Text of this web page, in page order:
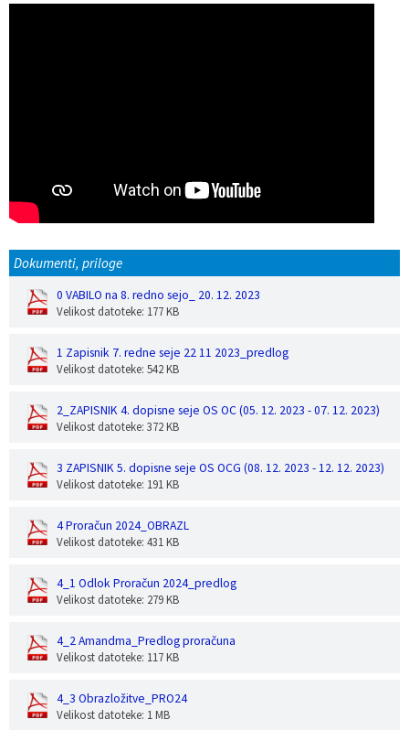
Dokumenti, priloge
0 VABILO na 8. redno sejo_ 20. 12. 2023
Velikost datoteke: 177 KB
1 Zapisnik 7. redne seje 22 11 2023_predlog
Velikost datoteke: 542 KB
2_ZAPISNIK 4. dopisne seje OS OC (05. 12. 2023 - 07. 12. 2023)
Velikost datoteke: 372 KB
3 ZAPISNIK 5. dopisne seje OS OCG (08. 12. 2023 - 12. 12. 2023)
Velikost datoteke: 191 KB
4 Proračun 2024_OBRAZL
Velikost datoteke: 431 KB
4_1 Odlok Proračun 2024_predlog
Velikost datoteke: 279 KB
4_2 Amandma_Predlog proračuna
Velikost datoteke: 117 KB
4_3 Obrazložitve_PRO24
Velikost datoteke: 1 MB